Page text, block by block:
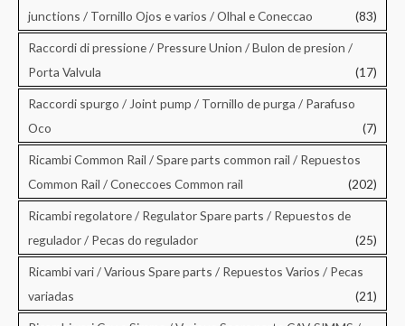
junctions / Tornillo Ojos e varios / Olhal e Coneccao
(83)
Raccordi di pressione / Pressure Union / Bulon de presion /
Porta Valvula
(17)
Raccordi spurgo / Joint pump / Tornillo de purga / Parafuso
Oco
(7)
Ricambi Common Rail / Spare parts common rail / Repuestos
Common Rail / Coneccoes Common rail
(202)
Ricambi regolatore / Regulator Spare parts / Repuestos de
regulador / Pecas do regulador
(25)
Ricambi vari / Various Spare parts / Repuestos Varios / Pecas
variadas
(21)